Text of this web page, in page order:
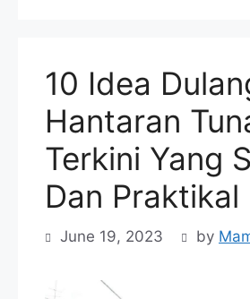
10 Idea
Hantaran
Terkini Yang
Dan Praktikal
June 19, 2023 by